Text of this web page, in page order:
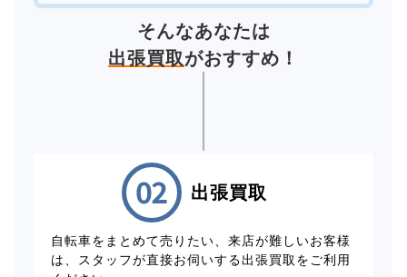
そんなあなたは
出張買取がおすすめ！
出張買取
自転車をまとめて売りたい、来店が難しいお客様
は、スタッフが直接お伺いする出張買取をご利用